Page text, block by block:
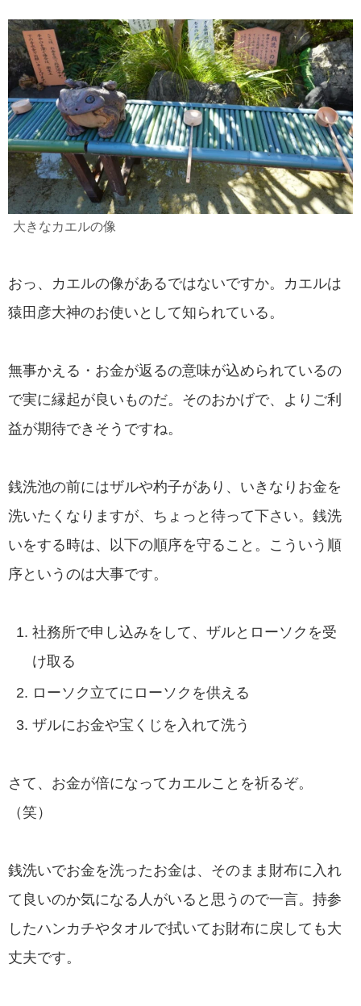
大きなカエルの像
おっ、カエルの像があるではないですか。カエルは
猿田彦大神のお使いとして知られている。
無事かえる・お金が返るの意味が込められているの
で実に縁起が良いものだ。そのおかげで、よりご利
益が期待できそうですね。
銭洗池の前にはザルや杓子があり、いきなりお金を
洗いたくなりますが、ちょっと待って下さい。銭洗
いをする時は、以下の順序を守ること。こういう順
序というのは大事です。
社務所で申し込みをして、ザルとローソクを受
け取る
ローソク立てにローソクを供える
ザルにお金や宝くじを入れて洗う
さて、お金が倍になってカエルことを祈るぞ。
（笑）
銭洗いでお金を洗ったお金は、そのまま財布に入れ
て良いのか気になる人がいると思うので一言。持参
したハンカチやタオルで拭いてお財布に戻しても大
丈夫です。